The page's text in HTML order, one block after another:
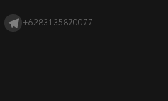
+6283135870077